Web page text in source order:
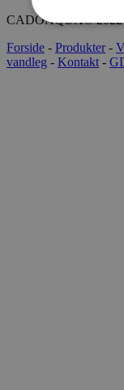
CADOAQUA® 2022
Forside - Produkter-
vandleg - Kontakt -